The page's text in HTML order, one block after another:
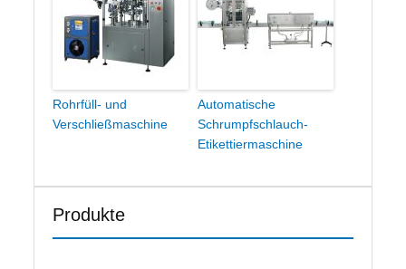
Rohrfüll- und
Verschließmaschine
Automatische
Schrumpfschlauch-
Etikettiermaschine
Produkte